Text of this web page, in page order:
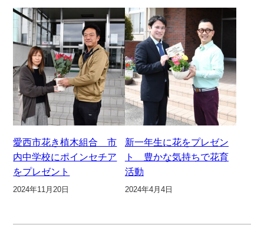
愛西市花き植木組合 市
内中学校にポインセチア
をプレゼント
2024年11月20日
新一年生に花をプレゼン
ト 豊かな気持ちで花育
活動
2024年4月4日